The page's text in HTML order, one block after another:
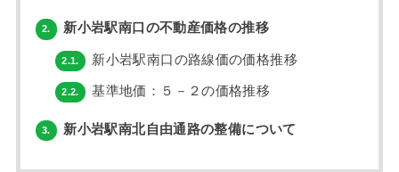
2. 新小岩駅南口の不動産価格の推移
2.1. 新小岩駅南口の路線価の価格推移
2.2. 基準地価：５－２の価格推移
3. 新小岩駅南北自由通路の整備について